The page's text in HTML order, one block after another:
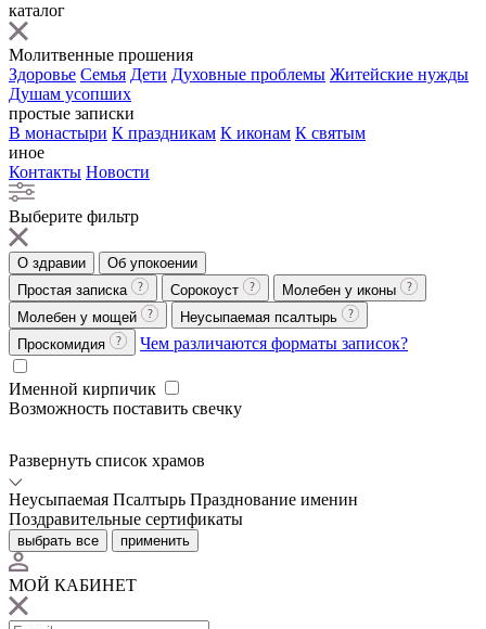
каталог
Молитвенные прошения
Здоровье Семья Дети Духовные проблемы Житейские нужды
Душам усопших
простые записки
В монастыри К праздникам К иконам К святым
иное
Контакты Новости
Выберите фильтр
О здравии
Об упокоении
Простая записка
Сорокоуст
Молебен у иконы
Молебен у мощей
Неусыпаемая псалтырь
Проскомидия
Чем различаются форматы записок?
Именной кирпичик
Возможность поставить свечку
Развернуть список храмов
Неусыпаемая Псалтырь Празднование именин
Поздравительные сертификаты
выбрать все применить
МОЙ КАБИНЕТ